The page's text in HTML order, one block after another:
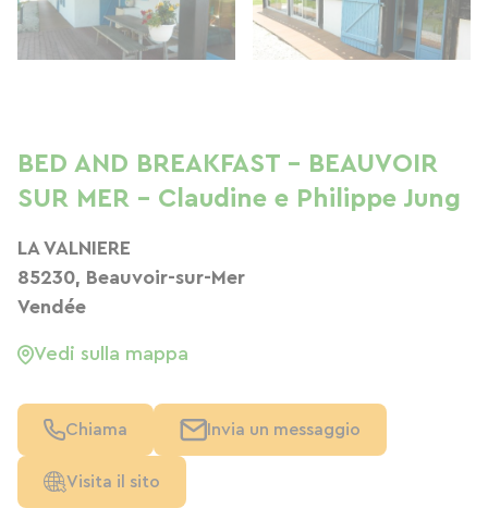
BED AND BREAKFAST - BEAUVOIR
SUR MER - Claudine e Philippe Jung
LA VALNIERE
85230, Beauvoir-sur-Mer
Vendée
Vedi sulla mappa
Chiama Invia un messaggio
Visita il sito